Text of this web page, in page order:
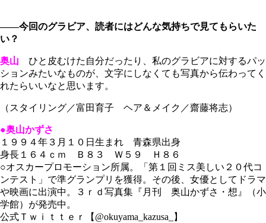
――今回のグラビア、読者にはどんな気持ちで見てもらいた
い？
奥山 ひと皮むけた自分だったり、私のグラビアに対するパッ
ションみたいなものが、文字にしなくても写真から伝わってく
れたらいいなと思います。
（スタイリング／富田育子 ヘア＆メイク／齋藤将志）
●奥山かずさ
１９９４年３月１０日生まれ 青森県出身
身長１６４ｃｍ Ｂ８３ Ｗ５９ Ｈ８６
○オスカープロモーション所属。「第１回ミス美しい２０代コ
ンテスト」で準グランプリを獲得。その後、女優としてドラマ
や映画に出演中。３ｒｄ写真集『月刊 奥山かずさ・想』（小
学館）が発売中。
公式Ｔｗｉｔｔｅｒ【@okuyama_kazusa_】